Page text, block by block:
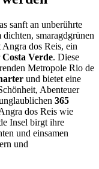
sanft an unberührte
smaragdgrünen
dos Reis, ein
Costa Verde. Diese
Metropole Rio de
und bietet eine
Abenteuer
365
dos Reis wie
Insel birgt ihre
und einsamen
und